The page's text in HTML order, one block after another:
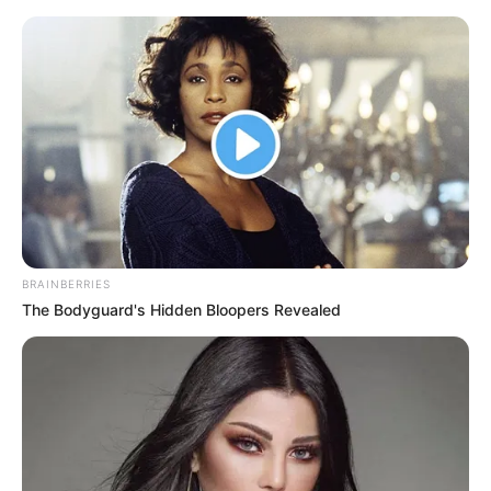
Daniel Pemberton „King Arthur:
Legend of the Sword” (2017) -
recenzja soundtracku
Tadeusz Skarbek 30 czerwca 2017 Artykuły
BRAINBERRIES
The Bodyguard's Hidden Bloopers Revealed